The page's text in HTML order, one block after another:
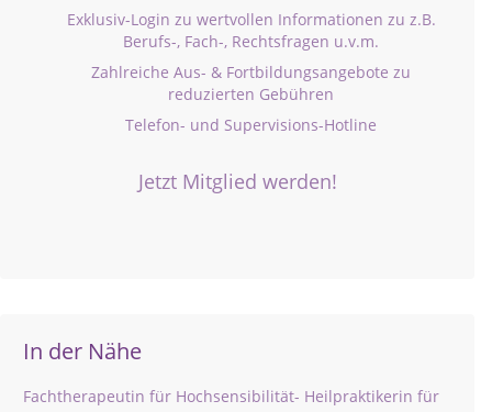
Exklusiv-Login zu wertvollen Informationen zu z.B.
Berufs-, Fach-, Rechtsfragen u.v.m.
Zahlreiche Aus- & Fortbildungsangebote zu
reduzierten Gebühren
Telefon- und Supervisions-Hotline
Jetzt Mitglied werden!
In der Nähe
Fachtherapeutin für Hochsensibilität- Heilpraktikerin für